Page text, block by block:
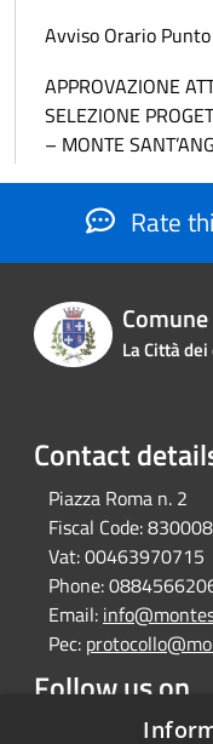
Avviso Orario
APPROVAZIONE
SELEZIONE
– MONTE
Rate
La Città dei
Contact
Piazza Roma n. 2
Fiscal Code:
Vat:00463970715
Phone:
Email:
Pec:
Follow us on
FacebookYoutube